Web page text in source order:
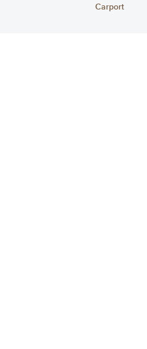
Carport